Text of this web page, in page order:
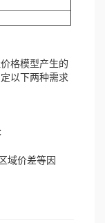
格模型产生的
以下两种需求
域价差等因